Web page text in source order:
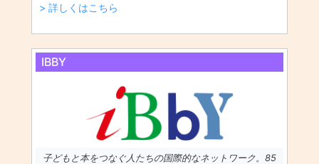
> 詳しくはこちら
IBBY
子どもと本をつなぐ人たちの国際的なネットワーク。85